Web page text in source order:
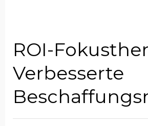
ROI-
Verbesserte